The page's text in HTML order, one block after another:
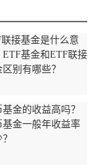
接基金是什么意
ETF基金和ETF联接
别有哪些？
基金的收益高吗？
基金一般年收益率